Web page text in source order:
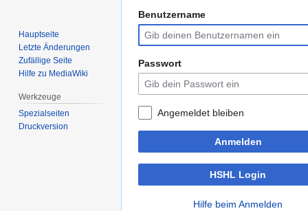
Zur
Navigation
springen
Zur
Suche
springen
Benutzername
Passwort
Angemeldet bleiben
Anmelden
HSHL Login
Hilfe beim Anmelden
Hauptseite
Letzte Änderungen
Zufällige Seite
Hilfe zu MediaWiki
Werkzeuge
Spezialseiten
Druckversion